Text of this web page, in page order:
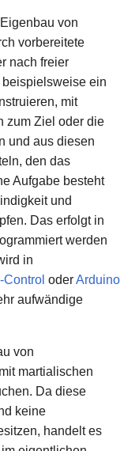
von
vorbereitete
nach freier
ein
mit
zum Ziel oder die
und aus diesen
den das
Aufgabe besteht
und
Das erfolgt in
werden
in
Control oderArduino
aufwändige
von
martialischen
Da diese
keine
handelt es